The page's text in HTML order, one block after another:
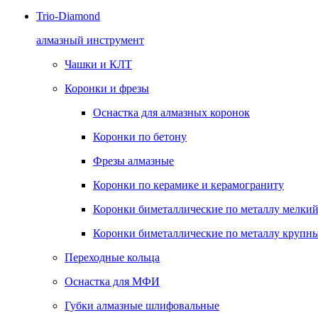
Trio-Diamond
алмазный инструмент
Чашки и КЛТ
Коронки и фрезы
Оснастка для алмазных коронок
Коронки по бетону
Фрезы алмазные
Коронки по керамике и керамограниту
Коронки биметаллические по металлу
Коронки биметаллические по металлу
Переходные кольца
Оснастка для МФИ
Губки алмазные шлифовальные